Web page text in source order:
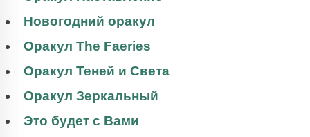
Новогодний оракул
Оракул The Faeries
Оракул Теней и Света
Оракул Зеркальный
Это будет с Вами